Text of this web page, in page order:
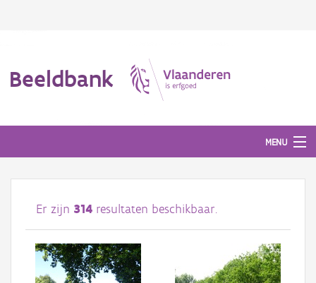
Beeldbank
MENU
Afbeeldingen
#BeeldIndeKijker
Hergebruik
Er zijn 314 resultaten beschikbaar.